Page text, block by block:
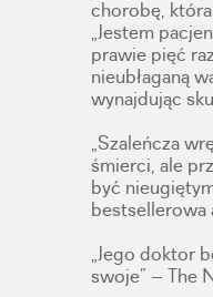
chorobę, która
„Jestem
prawie pięć
nieubłaganą
wynajdując
„Szaleńcza
śmierci, ale
być
bestsellerowa
„Jego doktor
swoje” – The